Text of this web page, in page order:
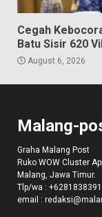
Cegah
Batu Sisir 620
August 6, 2026
Malang-
Graha Malang Post
Ruko WOW Cluster
Malang, Jawa Timur.
Tlp/wa :
email :